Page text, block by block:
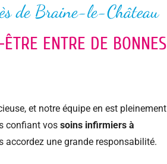
de Braine-le-Château
ENTRE DE BONNES
et notre équipe en est pleinement
confiant vossoins infirmiers à
accordez une grande responsabilité.